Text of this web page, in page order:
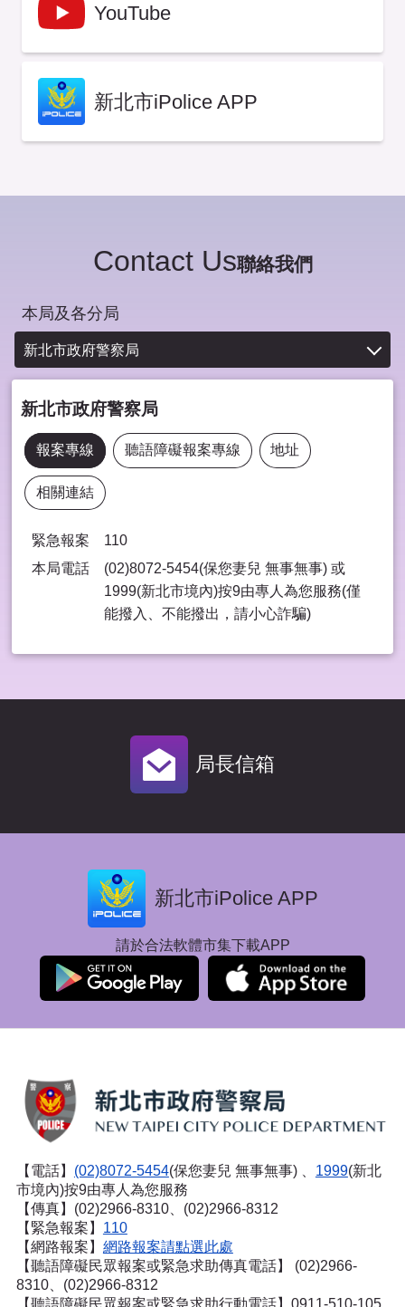
YouTube
新北市iPolice APP
Contact Us聯絡我們
本局及各分局
新北市政府警察局
新北市政府警察局
報案專線 聽語障礙報案專線 地址
相關連結
緊急報案
110
本局電話
(02)8072-5454(保您妻兒 無事無事) 或
1999(新北市境內)按9由專⼈為您服務(僅
能撥入、不能撥出，請⼩⼼詐騙)
局長信箱
新北市iPolice APP
請於合法軟體市集下載APP
【電話】 (02)8072-5454(保您妻兒 無事無事) 、 1999(新北
市境內)按9由專人為您服務
【傳真】(02)2966-8310、(02)2966-8312
【緊急報案】 110
【網路報案】 網路報案請點選此處
【聽語障礙民眾報案或緊急求助傳真電話】
(02)2966-
8310、(02)2966-8312
【聽語障礙民眾報案或緊急求助行動電話】0911-510-105